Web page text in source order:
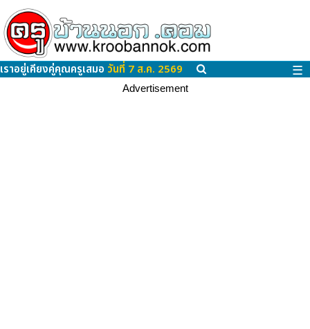
เราอยู่เคียงคู่คุณครูเสมอ วันที่ 7 ส.ค. 2569 ☰
Advertisement